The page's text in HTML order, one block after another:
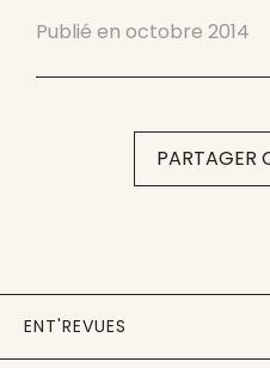
Publié en octobre 2014
PARTAGER
ENT'REVUES